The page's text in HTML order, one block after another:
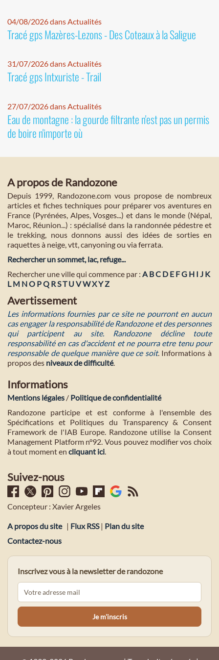
04/08/2026 dans Actualités
Tracé gps Mazères-Lezons - Des Coteaux à la Saligue
31/07/2026 dans Actualités
Tracé gps Intxuriste - Trail
27/07/2026 dans Actualités
Eau de montagne : la gourde filtrante n'est pas un permis
de boire n'importe où
A propos de Randozone
Depuis 1999, Randozone.com vous propose de nombreux
articles et fiches techniques pour préparer vos aventures en
France (Pyrénées, Alpes, Vosges...) et dans le monde (Népal,
Maroc, Réunion...) : spécialisé dans la randonnée pédestre et
le trekking, nous donnons aussi des idées de sorties en
raquettes à neige, vtt, canyoning ou via ferrata.
Rechercher un sommet, lac, refuge...
Rechercher une ville qui commence par : A BC D E FG H I J K
L M NO PQ RST U VWXYZ
Avertissement
Les informations fournies par ce site ne pourront en aucun
cas engager la responsabilité de Randozone et des personnes
qui participent au site. Randozone décline toute
responsabilité en cas d'accident et ne pourra etre tenu pour
responsable de quelque manière que ce soit. Informations à
propos des niveaux de difficulté.
Informations
Mentions légales / Politique de confidentialité
Randozone participe et est conforme à l'ensemble des
Spécifications et Politiques du Transparency & Consent
Framework de l'IAB Europe. Randozone utilise la Consent
Management Platform n°92. Vous pouvez modifier vos choix
à tout moment en cliquant ici.
Suivez-nous
Concepteur : Xavier Argeles
A propos du site | Flux RSS| Plan du site
Contactez-nous
Inscrivez vous à la newsletter de randozone